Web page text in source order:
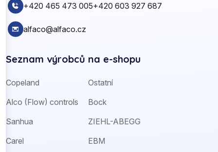
+420 465 473 005+420 603 927 687
alfaco@alfaco.cz
Seznam výrobců na e-shopu
Copeland
Alco (Flow) controls
Sanhua
Carel
Ostatní
Bock
ZIEHL-ABEGG
EBM